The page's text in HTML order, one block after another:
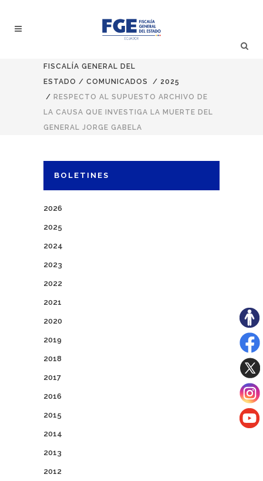
FISCALÍA GENERAL DEL
ESTADO / COMUNICADOS / 2025
/ RESPECTO AL SUPUESTO ARCHIVO DE
LA CAUSA QUE INVESTIGA LA MUERTE DEL
GENERAL JORGE GABELA
BOLETINES
2026
2025
2024
2023
2022
2021
2020
2019
2018
2017
2016
2015
2014
2013
2012